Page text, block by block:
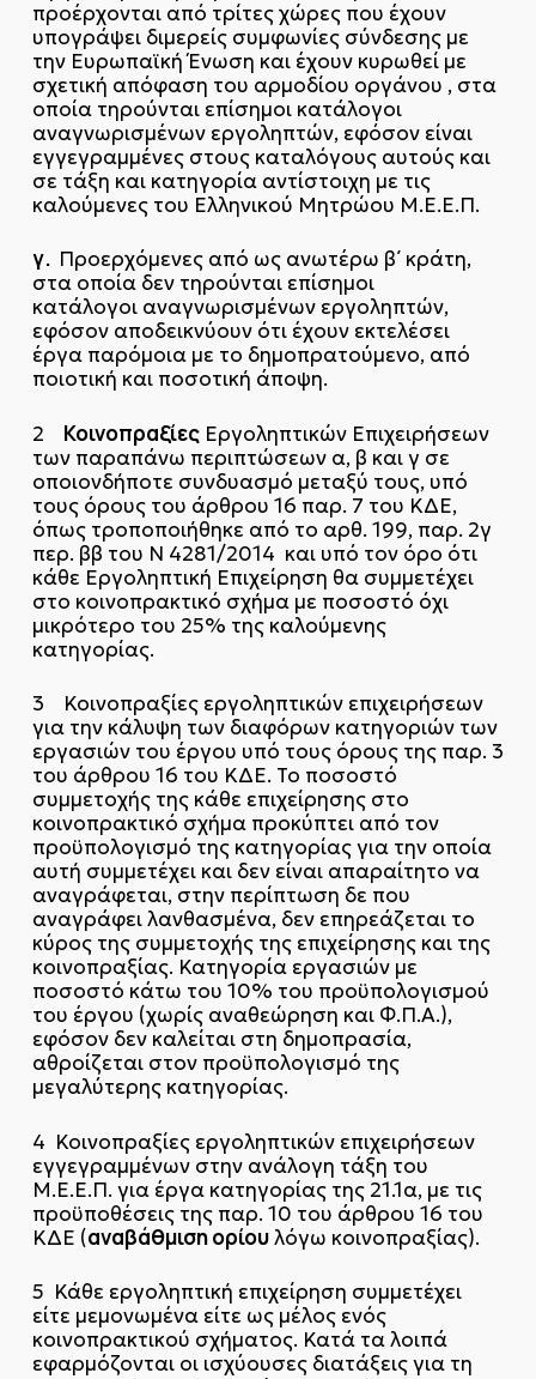
προέρχονται από τρίτες χώρες που έχουν
υπογράψει διμερείς συμφωνίες σύνδεσης με
την Ευρωπαϊκή Ένωση και έχουν κυρωθεί με
σχετική απόφαση του αρμοδίου οργάνου , στα
οποία τηρούνται επίσημοι κατάλογοι
αναγνωρισμένων εργοληπτών, εφόσον είναι
εγγεγραμμένες στους καταλόγους αυτούς και
σε τάξη και κατηγορία αντίστοιχη με τις
καλούμενες του Ελληνικού Μητρώου Μ.Ε.Ε.Π.
γ. Προερχόμενες από ως ανωτέρω β΄ κράτη,
στα οποία δεν τηρούνται επίσημοι
κατάλογοι αναγνωρισμένων εργοληπτών,
εφόσον αποδεικνύουν ότι έχουν εκτελέσει
έργα παρόμοια με το δημοπρατούμενο, από
ποιοτική και ποσοτική άποψη.
2 ΚοινοπραξίεςΕργοληπτικών Επιχειρήσεων
των παραπάνω περιπτώσεων α, β και γ σε
οποιονδήποτε συνδυασμό μεταξύ τους, υπό
τους όρους του άρθρου 16 παρ. 7 του ΚΔΕ,
όπως τροποποιήθηκε από το αρθ. 199, παρ. 2γ
περ. ββ του Ν 4281/2014 και υπό τον όρο ότι
κάθε Εργοληπτική Επιχείρηση θα συμμετέχει
στο κοινοπρακτικό σχήμα με ποσοστό όχι
μικρότερο του 25% της καλούμενης
κατηγορίας.
3 Κοινοπραξίες εργοληπτικών επιχειρήσεων
για την κάλυψη των διαφόρων κατηγοριών των
εργασιών του έργου υπό τους όρους της παρ. 3
του άρθρου 16 του ΚΔΕ. Το ποσοστό
συμμετοχής της κάθε επιχείρησης στο
κοινοπρακτικό σχήμα προκύπτει από τον
προϋπολογισμό της κατηγορίας για την οποία
αυτή συμμετέχει και δεν είναι απαραίτητο να
αναγράφεται, στην περίπτωση δε που
αναγράφει λανθασμένα, δεν επηρεάζεται το
κύρος της συμμετοχής της επιχείρησης και της
κοινοπραξίας. Κατηγορία εργασιών με
ποσοστό κάτω του 10% του προϋπολογισμού
του έργου (χωρίς αναθεώρηση και Φ.Π.Α.),
εφόσον δεν καλείται στη δημοπρασία,
αθροίζεται στον προϋπολογισμό της
μεγαλύτερης κατηγορίας.
4 Κοινοπραξίες εργοληπτικών επιχειρήσεων
εγγεγραμμένων στην ανάλογη τάξη του
Μ.Ε.Ε.Π. για έργα κατηγορίας της 21.1α, με τις
προϋποθέσεις της παρ. 10 του άρθρου 16 του
ΚΔΕ (αναβάθμιση ορίουλόγω κοινοπραξίας).
5 Κάθε εργοληπτική επιχείρηση συμμετέχει
είτε μεμονωμένα είτε ως μέλος ενός
κοινοπρακτικού σχήματος. Κατά τα λοιπά
εφαρμόζονται οι ισχύουσες διατάξεις για τη